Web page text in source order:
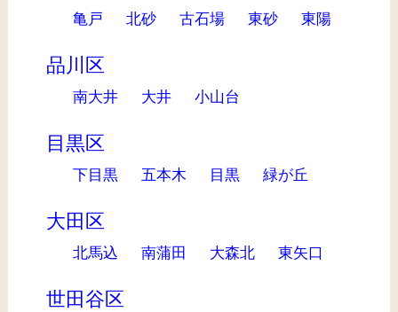
亀戸 北砂 古石場 東砂 東陽
品川区
南大井 大井 小山台
目黒区
下目黒 五本木 目黒 緑が丘
大田区
北馬込 南蒲田 大森北 東矢口
世田谷区